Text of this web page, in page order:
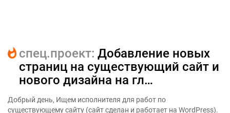
cпец.проект: Добавление новых
страниц на существующий сайт и
нового дизайна на гл…
Добрый день, Ищем исполнителя для работ по
существующему сайту (сайт сделан и работает на WordPress).